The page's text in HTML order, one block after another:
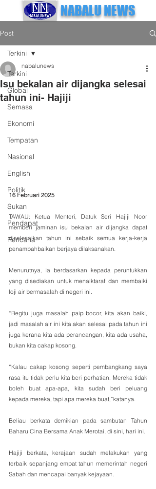
NABALU NEWS
Post
Terkini
Global
Semasa
Ekonomi
Tempatan
Nasional
English
Politik
Sukan
Pendapat
Rencana
Terkini
Isu bekalan air dijangka selesai
tahun ini- Hajiji
nabalunews
16 Februari 2025
TAWAU: Ketua Menteri, Datuk Seri Hajiji Noor
memberi jaminan isu bekalan air dijangka dapat
diselesaikan tahun ini sebaik semua kerja-kerja
penambahbaikan berjaya dilaksanakan.
Menurutnya, ia berdasarkan kepada peruntukkan
yang disediakan untuk menaiktaraf dan membaiki
loji air bermasalah di negeri ini.
“Begitu juga masalah paip bocor, kita akan baiki,
jadi masalah air ini kita akan selesai pada tahun ini
juga kerana kita ada perancangan, kita ada usaha,
bukan kita cakap kosong.
“Kalau cakap kosong seperti pembangkang saya
rasa itu tidak perlu kita beri perhatian. Mereka tidak
boleh buat apa-apa, kita sudah beri peluang
kepada mereka, tapi apa mereka buat,”katanya.
Beliau berkata demikian pada sambutan Tahun
Baharu Cina Bersama Anak Merotai, di sini, hari ini.
Hajiji berkata, kerajaan sudah melakukan yang
terbaik sepanjang empat tahun memerintah negeri
Sabah dan mencapai banyak kejayaan.